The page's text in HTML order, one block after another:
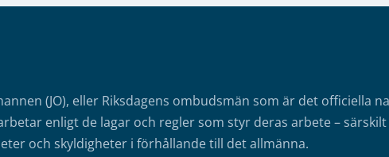
(JO), eller Riksdagens ombudsmän som är det officiella
enligt de lagar och regler som styr deras arbete –
och skyldigheter i förhållande till det allmänna.